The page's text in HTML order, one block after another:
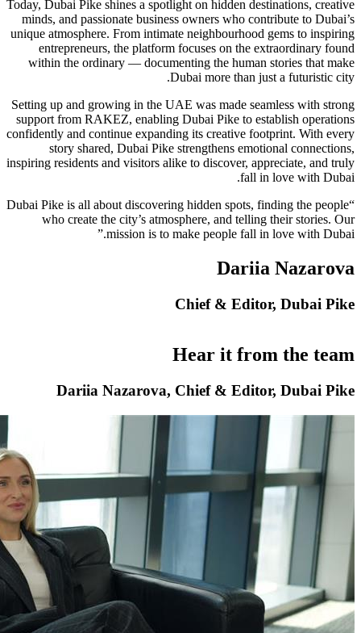
Today, Dubai Pike shines a spotlight on hidden destinations, creative
minds, and passionate business owners who contribute to Dubai’s
unique atmosphere. From intimate neighbourhood gems to inspiring
entrepreneurs, the platform focuses on the extraordinary found
within the ordinary — documenting the human stories that make
Dubai more than just a futuristic city.
Setting up and growing in the UAE was made seamless with strong
support from RAKEZ, enabling Dubai Pike to establish operations
confidently and continue expanding its creative footprint. With every
story shared, Dubai Pike strengthens emotional connections,
inspiring residents and visitors alike to discover, appreciate, and truly
fall in love with Dubai.
“Dubai Pike is all about discovering hidden spots, finding the people
who create the city’s atmosphere, and telling their stories. Our
mission is to make people fall in love with Dubai.”
Dariia Nazarova
Chief & Editor, Dubai Pike
Hear it from the team
Dariia Nazarova, Chief & Editor, Dubai Pike